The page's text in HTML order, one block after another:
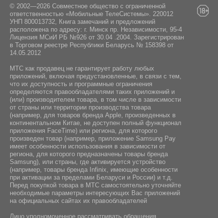
103/3-7, пом. 7-50, район д.Дроздово
© 2002—2026 Совместное общество с ограниченной
ответственностью «Мобильные ТелеСистемы». 220012
УНП 800013732, Книга замечаний и предложений
расположена по адресу: г. Минск пр. Независимости, 95-4
Лицензия МСиИ РБ №926 от 30.04 .2004. Зарегистрирован
в Торговом реестре Республики Беларусь № 158398 от
14.05.2012
МТС как продавец не гарантирует работу любых
приложений, включая предустановленные, в связи с тем,
что их доступность и программные ограничения
определяются правообладателями таких приложений и
(или) производителем товара, в том числе в зависимости
от страны или территории производства товара
(например, для товаров бренда Apple, произведенных в
континентальном Китае, не доступен полный функционал
приложения FaceTime) или региона, для которого
произведен товар (например, приложение Samsung Pay
имеет особенности использования в зависимости от
региона, для которого предназначены товары бренда
Samsung), или страны, где активируется устройство
(например, товары бренда Infiniх, имеющие особенности
при активации за пределами Беларуси и России) и т.д.
Перед покупкой товара в МТС самостоятельно уточняйте
необходимые параметры интересующих Вас приложений
на официальных сайтах их правообладателей
Лицо уполномоченное рассматривать обращения